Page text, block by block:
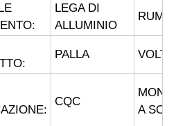
di esplosione
contro le esplosioni
LEGA DI
ALLUMINIO
PALLA
CQC
A